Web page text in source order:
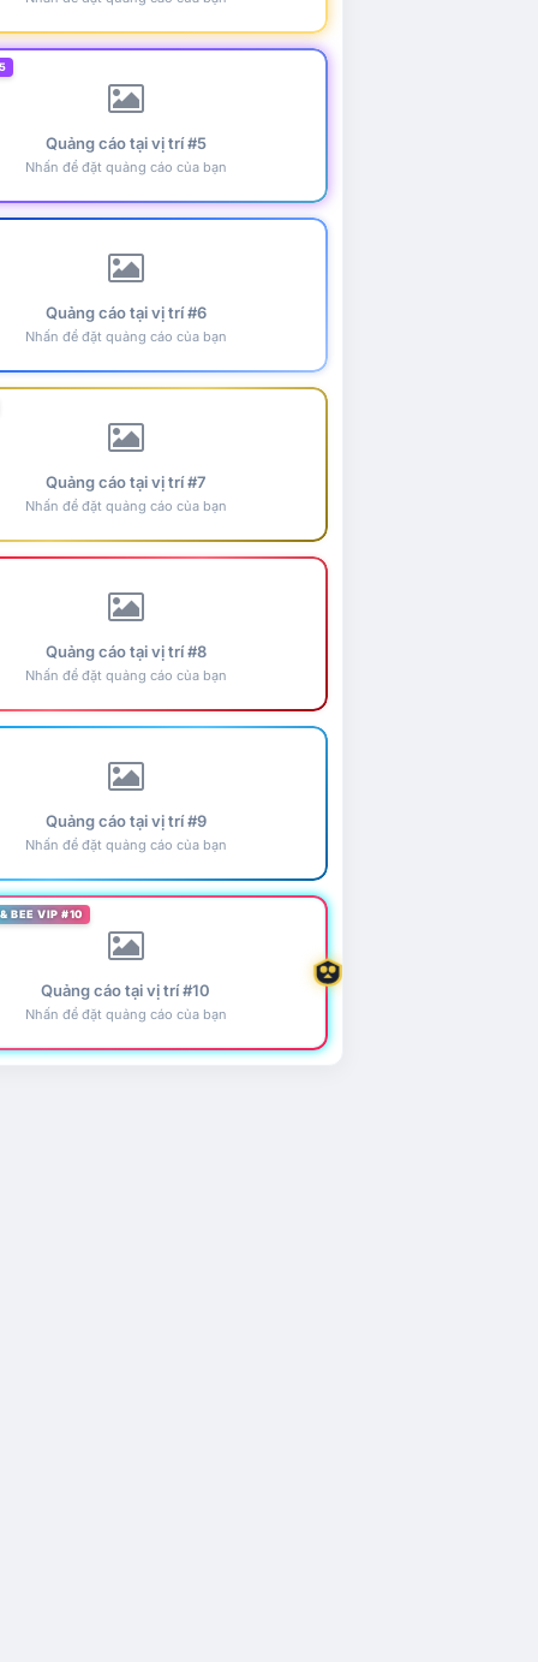
Quảng cáo tại vị trí #5
Nhấn để đặt quảng cáo của bạn
Quảng cáo tại vị trí #6
Nhấn để đặt quảng cáo của bạn
Quảng cáo tại vị trí #7
Nhấn để đặt quảng cáo của bạn
Quảng cáo tại vị trí #8
Nhấn để đặt quảng cáo của bạn
Quảng cáo tại vị trí #9
Nhấn để đặt quảng cáo của bạn
BEE VIP #10
Quảng cáo tại vị trí #10
Nhấn để đặt quảng cáo của bạn